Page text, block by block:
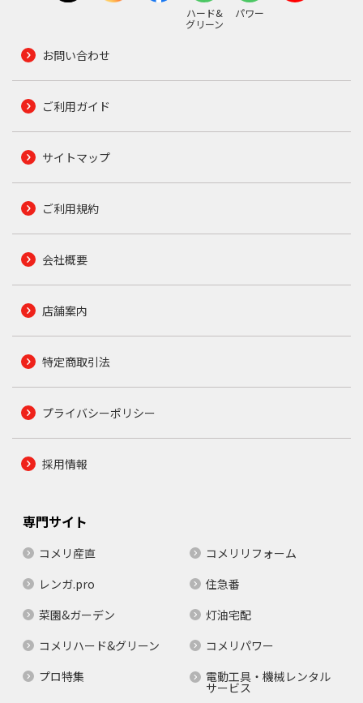
ハード&
グリーン
パワー
お問い合わせ
ご利用ガイド
サイトマップ
ご利用規約
会社概要
店舗案内
特定商取引法
プライバシーポリシー
採用情報
専門サイト
コメリ産直
コメリリフォーム
レンガ.pro
住急番
菜園&ガーデン
灯油宅配
コメリハード&グリーン
コメリパワー
プロ特集
電動工具・機械レンタル
サービス